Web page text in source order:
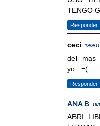
TENGO
Responder
ceci 19/9/
del mas
yo...=(
Responder
ANA B 19/
ABRI